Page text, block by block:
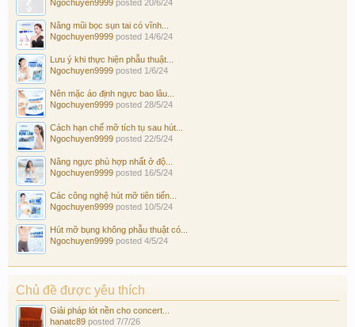
Ngochuyen9999 posted 20/6/24
Nâng mũi bọc sụn tai có vĩnh...
Ngochuyen9999 posted 14/6/24
Lưu ý khi thực hiện phẫu thuật...
Ngochuyen9999 posted 1/6/24
Nên mặc áo định ngực bao lâu...
Ngochuyen9999 posted 28/5/24
Cách hạn chế mỡ tích tụ sau hút...
Ngochuyen9999 posted 22/5/24
Nâng ngực phù hợp nhất ở độ...
Ngochuyen9999 posted 16/5/24
Các công nghệ hút mỡ tiên tiến...
Ngochuyen9999 posted 10/5/24
Hút mỡ bụng không phẫu thuật có...
Ngochuyen9999 posted 4/5/24
Chủ đề được yêu thích
Giải pháp lót nền cho concert...
hanatc89 posted 7/7/26